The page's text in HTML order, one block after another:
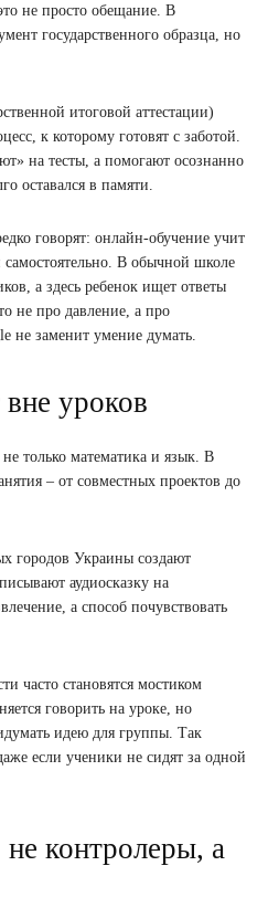
не просто обещание. В
государственного образца, но
итоговой аттестации)
к которому готовят с заботой.
на тесты, а помогают осознанно
оставался в памяти.
говорят: онлайн-обучение учит
самостоятельно. В обычной школе
а здесь ребенок ищет ответы
не про давление, а про
не заменит умение думать.
уроков
только математика и язык. В
– от совместных проектов до
городов Украины создают
аудиосказку на
а способ почувствовать
часто становятся мостиком
говорить на уроке, но
идею для группы. Так
если ученики не сидят за одной
контролеры, а